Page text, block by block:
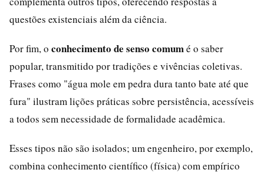
questões existenciais além da ciência.
Por fim, o conhecimento de senso comumé o saber
popular, transmitido por tradições e vivências coletivas.
Frases como "água mole em pedra dura tanto bate até que
fura" ilustram lições práticas sobre persistência, acessíveis
a todos sem necessidade de formalidade acadêmica.
Esses tipos não são isolados; um engenheiro, por exemplo,
combina conhecimento científico (física) com empírico